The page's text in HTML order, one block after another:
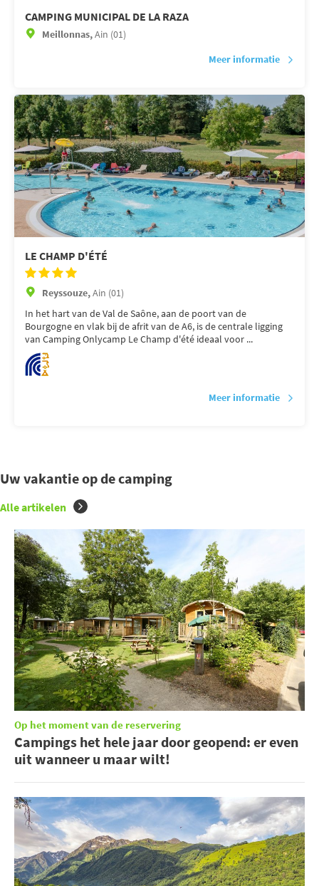
CAMPING MUNICIPAL DE LA RAZA
Meillonnas,Ain (01)
Meer informatie
LE CHAMP D'ÉTÉ
Reyssouze,Ain (01)
In het hart van de Val de Saône, aan de poort van de
Bourgogne en vlak bij de afrit van de A6, is de centrale ligging
van Camping Onlycamp Le Champ d'été ideaal voor ...
Meer informatie
Uw vakantie op de camping
Alle artikelen
Op het moment van de reservering
Campings het hele jaar door geopend: er even
uit wanneer u maar wilt!